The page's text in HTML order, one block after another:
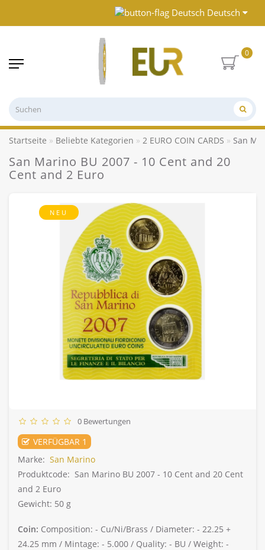
Deutsch
0
Startseite Beliebte Kategorien 2 EURO COIN CARDS San
San Marino BU 2007 - 10 Cent and 20
Cent and 2 Euro
NEU
0 Bewertungen
VERFÜGBAR 1
Marke: San Marino
Produktcode: San Marino BU 2007 - 10 Cent and 20 Cent
and 2 Euro
Gewicht: 50 g
Coin: Composition: - Cu/Ni/Brass / Diameter: - 22.25 +
24.25 mm / Mintage: - 5.000 / Quality: - BU / Weight: -